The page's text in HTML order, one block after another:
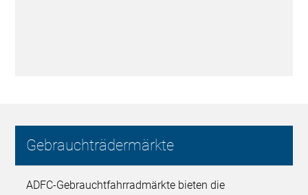
Gebrauchträdermärkte
ADFC-Gebrauchtfahrradmärkte bieten die